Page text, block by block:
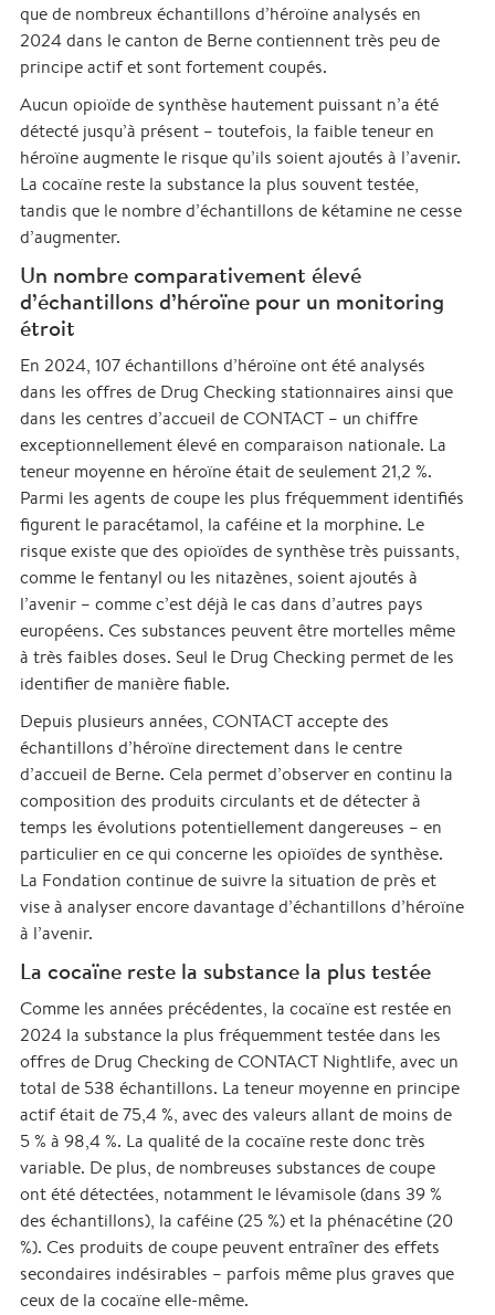
que de nombreux échantillons d’héroïne analysés en
2024 dans le canton de Berne contiennent très peu de
principe actif et sont fortement coupés.
Aucun opioïde de synthèse hautement puissant n’a été
détecté jusqu’à présent – toutefois, la faible teneur en
héroïne augmente le risque qu’ils soient ajoutés à l’avenir.
La cocaïne reste la substance la plus souvent testée,
tandis que le nombre d’échantillons de kétamine ne cesse
d’augmenter.
Un nombre comparativement élevé
d’échantillons d’héroïne pour un monitoring
étroit
En 2024, 107 échantillons d’héroïne ont été analysés
dans les offres de Drug Checking stationnaires ainsi que
dans les centres d’accueil de CONTACT – un chiffre
exceptionnellement élevé en comparaison nationale. La
teneur moyenne en héroïne était de seulement 21,2 %.
Parmi les agents de coupe les plus fréquemment identifiés
figurent le paracétamol, la caféine et la morphine. Le
risque existe que des opioïdes de synthèse très puissants,
comme le fentanyl ou les nitazènes, soient ajoutés à
l’avenir – comme c’est déjà le cas dans d’autres pays
européens. Ces substances peuvent être mortelles même
à très faibles doses. Seul le Drug Checking permet de les
identifier de manière fiable.
Depuis plusieurs années, CONTACT accepte des
échantillons d’héroïne directement dans le centre
d’accueil de Berne. Cela permet d’observer en continu la
composition des produits circulants et de détecter à
temps les évolutions potentiellement dangereuses – en
particulier en ce qui concerne les opioïdes de synthèse.
La Fondation continue de suivre la situation de près et
vise à analyser encore davantage d’échantillons d’héroïne
à l’avenir.
La cocaïne reste la substance la plus testée
Comme les années précédentes, la cocaïne est restée en
2024 la substance la plus fréquemment testée dans les
offres de Drug Checking de CONTACT Nightlife, avec un
total de 538 échantillons. La teneur moyenne en principe
actif était de 75,4 %, avec des valeurs allant de moins de
5 % à 98,4 %. La qualité de la cocaïne reste donc très
variable. De plus, de nombreuses substances de coupe
ont été détectées, notamment le lévamisole (dans 39 %
des échantillons), la caféine (25 %) et la phénacétine (20
%). Ces produits de coupe peuvent entraîner des effets
secondaires indésirables – parfois même plus graves que
ceux de la cocaïne elle-même.